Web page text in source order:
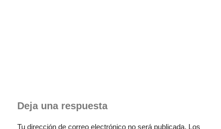
Deja una respuesta
Tu dirección de correo electrónico no será publicada. Los